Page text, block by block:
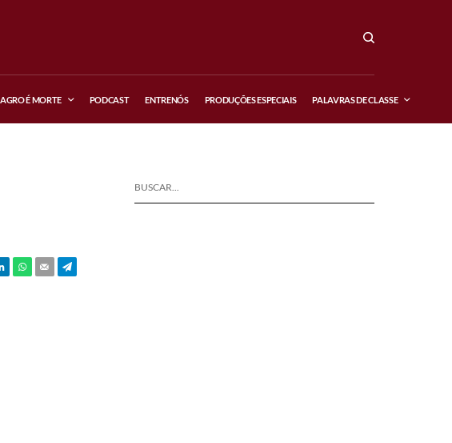
AGRO É MORTE PODCAST ENTRENÓS PRODUÇÕES ESPECIAIS PALAVRAS DE CLASSE